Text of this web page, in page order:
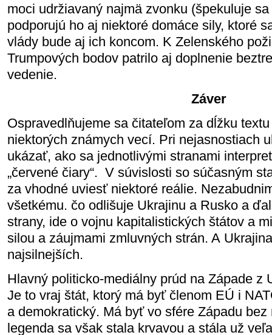
moci udržiavaný najmä zvonku (špekuluje
podporujú ho aj niektoré domáce sily, ktoré
vlády bude aj ich koncom. K Zelenského
Trumpových bodov patrilo aj doplnenie
vedenie.
Záver
Ospravedlňujeme sa čitateľom za dĺžku
niektorých známych vecí. Pri nejasnostiach
ukázať, ako sa jednotlivými stranami
„červené čiary“. V súvislosti so súčasným
za vhodné uviesť niektoré reálie.
všetkému. čo odlišuje Ukrajinu a Rusko a
strany, ide o vojnu kapitalistických štátov a
silou a záujmami zmluvných strán. A
najsilnejších.
Hlavný politicko-mediálny prúd na Západe z
Je to vraj štát, ktorý má byť členom EÚ i
a demokratický. Má byť vo sfére Západu
legenda sa však stala krvavou a stála už